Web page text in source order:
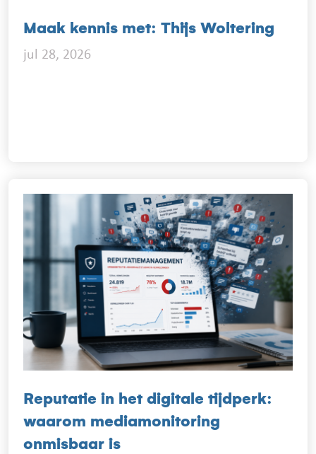
Maak kennis met: Thijs Woltering
jul 28, 2026
Reputatie in het digitale tijdperk:
waarom mediamonitoring
onmisbaar is